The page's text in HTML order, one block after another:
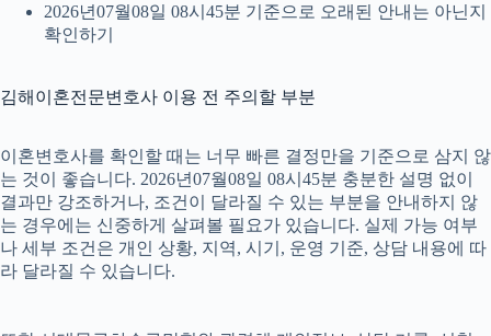
2026년07월08일 08시45분 기준으로 오래된 안내는 아닌지
확인하기
김해이혼전문변호사 이용 전 주의할 부분
이혼변호사를 확인할 때는 너무 빠른 결정만을 기준으로 삼지 않
는 것이 좋습니다. 2026년07월08일 08시45분 충분한 설명 없이
결과만 강조하거나, 조건이 달라질 수 있는 부분을 안내하지 않
는 경우에는 신중하게 살펴볼 필요가 있습니다. 실제 가능 여부
나 세부 조건은 개인 상황, 지역, 시기, 운영 기준, 상담 내용에 따
라 달라질 수 있습니다.